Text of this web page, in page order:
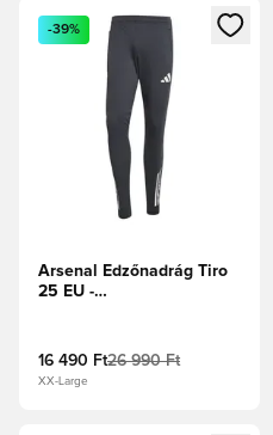
Megnyit egy modált a
-39%
Arsenal Edzőnadrág Tiro
25 EU -
16 490 Ft26 990 Ft
XX-Large